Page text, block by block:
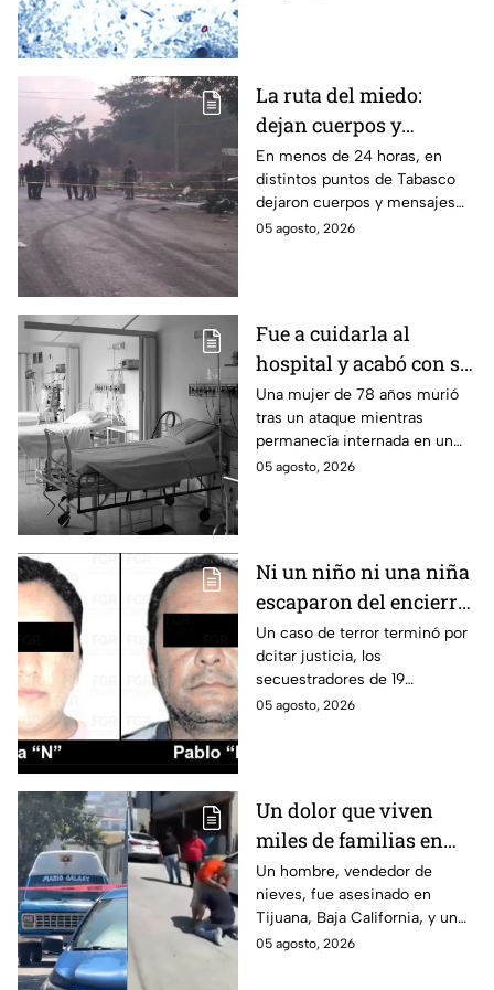
La ruta del miedo:
dejan cuerpos y
mensajes criminales
en carreteras de
Tabasco en un solo día
En menos de 24 horas, en
distintos puntos de Tabasco
dejaron cuerpos y mensajes
criminales en varias carreteras
05 agosto, 2026
Fue a cuidarla al
hospital y acabó con su
vida: Hombre habría
asfixiado a su suegra
mientras estaba
internada en Veracruz
Una mujer de 78 años murió
tras un ataque mientras
permanecía internada en un
hospital de Veracruz;
05 agosto, 2026
Ni un niño ni una niña
escaparon del encierro:
así cayó la pareja que
retenía a 19 migrantes
en Puebla
Un caso de terror terminó por
dcitar justicia, los
secuestradores de 19
migrantes recibieron una
05 agosto, 2026
Un dolor que viven
miles de familias en
México: Así se
enteraron los
familiares de un
vendedor de nieves de
Un hombre, vendedor de
nieves, fue asesinado en
Tijuana, Baja California, y un
reportero captó el momento
05 agosto, 2026